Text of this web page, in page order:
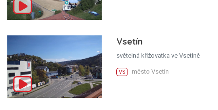
Vsetín
světelná křižovatka ve Vsetíně
VS město Vsetín